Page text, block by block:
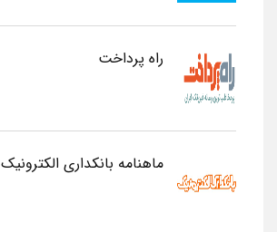
راه پرداخت
ماهنامه بانکداری الکترونیک